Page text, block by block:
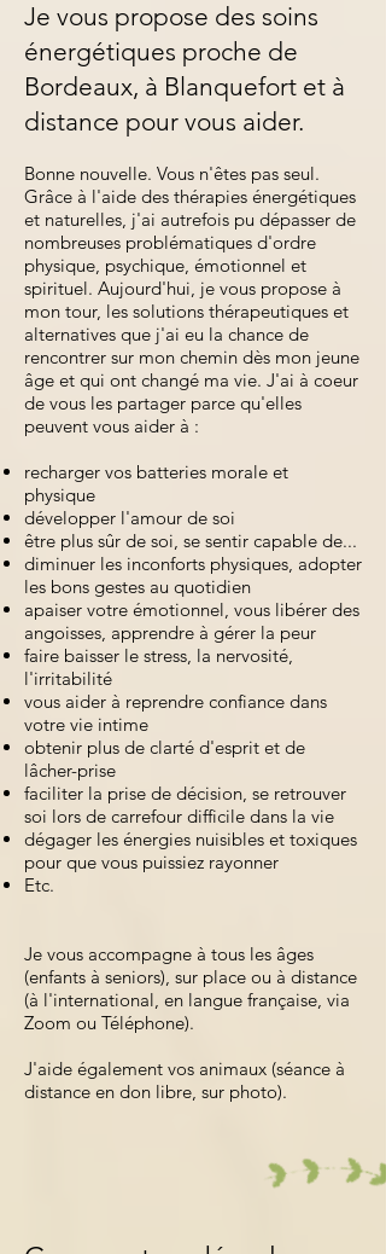
Je vous propose des soins
énergétiques proche de
Bordeaux, à Blanquefort et à
distance pour vous aider.
Bonne nouvelle. Vous n'êtes pas seul.
Grâce à l'aide des thérapies énergétiques
et naturelles, j'ai autrefois pu dépasser de
nombreuses problématiques d'ordre
physique, psychique, émotionnel et
spirituel. Aujourd'hui, je vous propose à
mon tour, les solutions thérapeutiques et
alternatives que j'ai eu la chance de
rencontrer sur mon chemin dès mon jeune
âge et qui ont changé ma vie. J'ai à coeur
de vous les partager parce qu'elles
peuvent vous aider à :
recharger vos batteries morale et
physique
développer l'amour de soi
être plus sûr de soi, se sentir capable de...
diminuer les inconforts physiques, adopter
les bons gestes au quotidien
apaiser votre émotionnel, vous libérer des
angoisses, apprendre à gérer la peur
faire baisser le stress, la nervosité,
l'irritabilité
vous aider à reprendre confiance dans
votre vie intime
obtenir plus de clarté d'esprit et de
lâcher-prise
faciliter la prise de décision, se retrouver
soi lors de carrefour difficile dans la vie
dégager les énergies nuisibles et toxiques
pour que vous puissiez rayonner
Etc.
Je vous accompagne à tous les âges
(enfants à seniors), sur place ou à distance
(à l'international, en langue française, via
Zoom ou Téléphone).
J'aide également vos animaux (séance à
distance en don libre, sur photo).